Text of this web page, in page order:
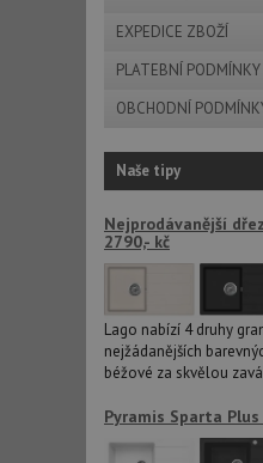
EXPEDICE ZBOŽÍ
PLATEBNÍ PODMÍNKY
OBCHODNÍ
Naše tipy
Nejprodávanější
2790,- kč
Lago nabízí 4 druhy
nejžádanějších
béžové za skvělou
Pyramis Sparta Plus